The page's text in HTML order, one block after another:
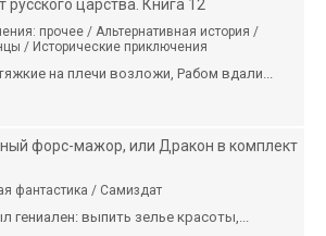
русского царства. Книга 12
прочее / Альтернативная история /
/ Исторические приключения
на плечи возложи, Рабом вдали...
форс-мажор, или Дракон в комплект
фантастика / Самиздат
гениален: выпить зелье красоты,...